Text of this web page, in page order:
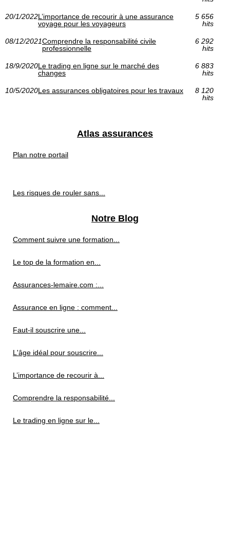
20/1/2022L’importance de recourir à une assurance
voyage pour les voyageurs
5 656
hits
08/12/2021Comprendre la responsabilité civile
professionnelle
6 292
hits
18/9/2020Le trading en ligne sur le marché des
changes
6 883
hits
10/5/2020Les assurances obligatoires pour les travaux
8 120
hits
Atlas assurances
Plan notre portail
Les risques de rouler sans...
Notre Blog
Comment suivre une formation...
Le top de la formation en...
Assurances-lemaire.com :...
Assurance en ligne : comment...
Faut-il souscrire une...
L'âge idéal pour souscrire...
L’importance de recourir à...
Comprendre la responsabilité...
Le trading en ligne sur le...